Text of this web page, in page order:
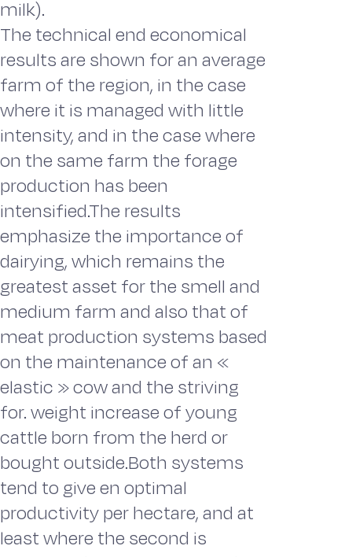
milk).
The technical end economical
results are shown for an average
farm of the region, in the case
where it is managed with little
intensity, and in the case where
on the same farm the forage
production has been
intensified.The results
emphasize the importance of
dairying, which remains the
greatest asset for the smell and
medium farm and also that of
meat production systems based
on the maintenance of an «
elastic » cow and the striving
for. weight increase of young
cattle born from the herd or
bought outside.Both systems
tend to give en optimal
productivity per hectare, and at
least where the second is